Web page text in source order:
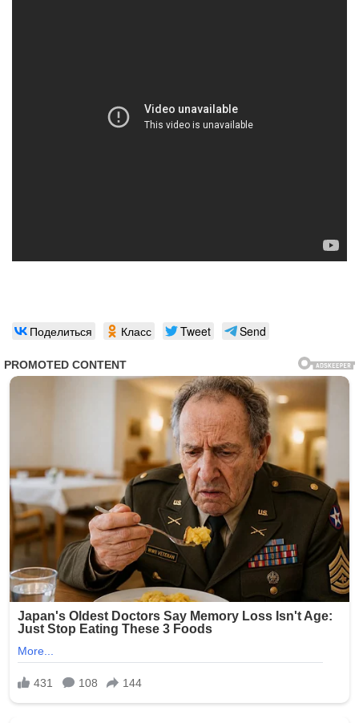
Поделиться Класс Tweet Send